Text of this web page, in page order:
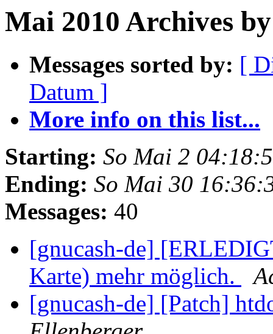
Mai 2010 Archives
Messages sorted by: [
Datum ]
More info on this list...
Starting: So Mai 2
Ending: So Mai 30
Messages: 40
[gnucash-de]
Karte) mehr möglich.
[gnucash-de] [Patch]